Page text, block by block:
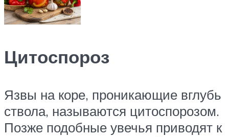
Цитоспороз
Язвы на коре, проникающие вглубь
ствола, называются цитоспорозом.
Позже подобные увечья приводят к